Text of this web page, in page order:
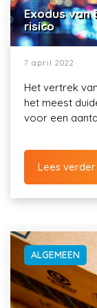
Exodus van
risico
7 april 2022
Het vertrek
het meest
voor een
Lees verder
ALGEMEEN